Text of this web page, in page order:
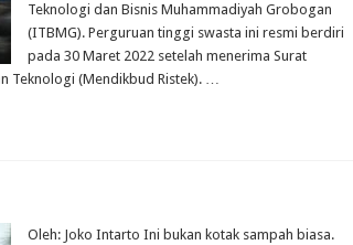
Teknologi dan Bisnis Muhammadiyah Grobogan
(ITBMG). Perguruan tinggi swasta ini resmi berdiri
pada 30 Maret 2022 setelah menerima Surat
Teknologi (Mendikbud Ristek). …
Oleh: Joko Intarto Ini bukan kotak sampah biasa.